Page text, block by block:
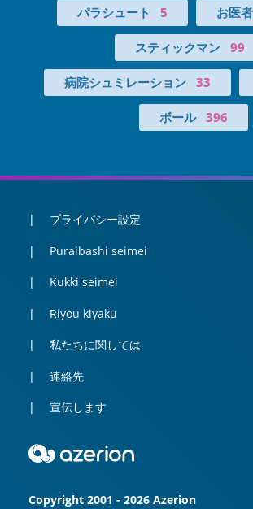
パラシュート 5 お医
スティックマン 99
病院シュミレーション 33
ボール 396
プライバシー設定
Puraibashi seimei
Kukki seimei
Riyou kiyaku
私たちに関しては
連絡先
宣伝します
Copyright 2001 - 2026 Azerion